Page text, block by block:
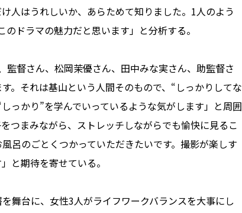
人はうれしいか、あらためて知りました。1人のよう
ドラマの魅力だと思います」と分析する。
督さん、松岡茉優さん、田中みな実さん、助監督さ
。それは基山という人間そのもので、“しっかりしてな
っかり”を学んでいっているような気がします」と周囲
つまみながら、ストレッチしながらでも愉快に見るこ
呂のごとくつかっていただきたいです。撮影が楽しす
と期待を寄せている。
舞台に、女性3人がライフワークバランスを大事にし